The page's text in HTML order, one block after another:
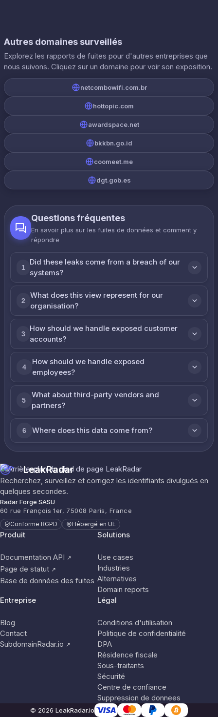
Autres domaines surveillés
Explorez les rapports de fuites pour d'autres entreprises que
nous suivons. Cliquez sur un domaine pour voir son exposition.
netcombowifi.com.br
hottopic.com
awardspace.net
bkkbn.go.id
coomeet.me
dgt.gob.es
Questions fréquentes
En savoir plus sur les fuites de données et comment y
répondre
1
Did these leaks come from a breach of our
systems?
2
What does this view represent for our
organisation?
3
How should we handle exposed customer
accounts?
4
How should we handle exposed
employees?
5
What about third-party vendors and
partners?
6 Where does this data come from?
LeakRadar
Recherchez, surveillez et corrigez les identifiants divulgués en
quelques secondes.
Radar Forge SASU
60 rue François 1er, 75008 Paris, France
Conforme RGPD Hébergé en UE
Produit
Documentation API ↗
Page de statut ↗
Base de données des fuites
Solutions
Use cases
Industries
Alternatives
Domain reports
Entreprise
Blog
Contact
SubdomainRadar.io ↗
Légal
Conditions d'utilisation
Politique de confidentialité
DPA
Résidence fiscale
Sous-traitants
Sécurité
Centre de confiance
Suppression de donnees
© 2026 LeakRadar.io